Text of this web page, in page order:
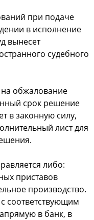
при подаче
в исполнение
вынесет
судебного
обжалование
срок решение
в законную силу,
лист для
либо:
приставов
производство.
соответствующим
в банк, в